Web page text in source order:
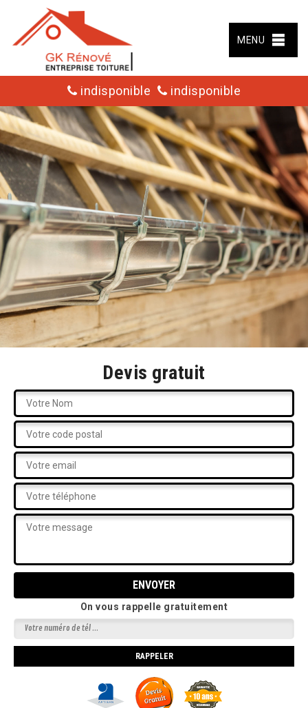
MENU
indisponible indisponible
Devis gratuit
On vous rappelle gratuitement